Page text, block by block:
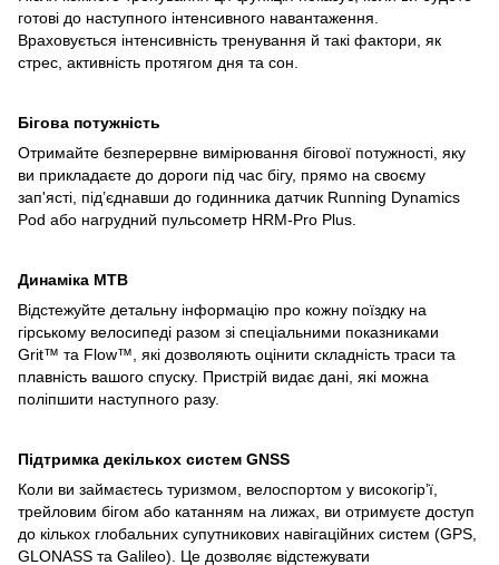
готові до наступного інтенсивного навантаження.
Враховується інтенсивність тренування й такі фактори, як
стрес, активність протягом дня та сон.
Бігова потужність
Отримайте безперервне вимірювання бігової потужності, яку
ви прикладаєте до дороги під час бігу, прямо на своєму
зап'ясті, під’єднавши до годинника датчик Running Dynamics
Pod або нагрудний пульсометр HRM-Pro Plus.
Динаміка MTB
Відстежуйте детальну інформацію про кожну поїздку на
гірському велосипеді разом зі спеціальними показниками
Grit™ та Flow™, які дозволяють оцінити складність траси та
плавність вашого спуску. Пристрій видає дані, які можна
поліпшити наступного разу.
Підтримка декількох систем GNSS
Коли ви займаєтесь туризмом, велоспортом у високогір’ї,
трейловим бігом або катанням на лижах, ви отримуєте доступ
до кількох глобальних супутникових навігаційних систем (GPS,
GLONASS та Galileo). Це дозволяє відстежувати